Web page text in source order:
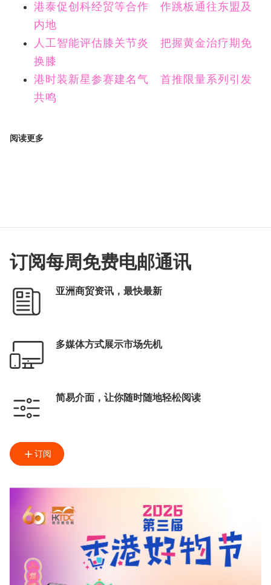
港泰促创科经贸等合作 作跳板通往东盟及
内地
人工智能评估膝关节炎 把握黄金治疗期免
换膝
港时装新星参赛建名气 首推限量系列引发
共鸣
阅读更多
订阅每周免费电邮通讯
亚洲商贸资讯，最快最新
多媒体方式展示市场先机
简易介面，让你随时随地轻松阅读
订阅